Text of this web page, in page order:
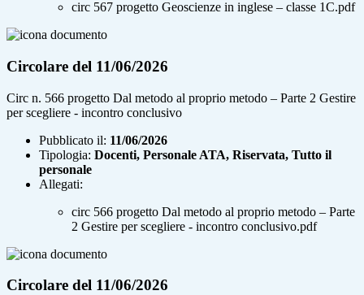
circ 567 progetto Geoscienze in inglese – classe 1C.pdf
Circolare del 11/06/2026
Circ n. 566 progetto Dal metodo al proprio metodo – Parte 2 Gestire
per scegliere - incontro conclusivo
Pubblicato il: 11/06/2026
Tipologia: Docenti, Personale ATA, Riservata, Tutto il
personale
Allegati:
circ 566 progetto Dal metodo al proprio metodo – Parte
2 Gestire per scegliere - incontro conclusivo.pdf
Circolare del 11/06/2026